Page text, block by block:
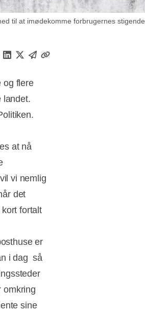
til at imødekomme forbrugernes stigende
og flere
landet.
at nå
vi nemlig
det
fortalt
er
i dag  så
omkring
sine